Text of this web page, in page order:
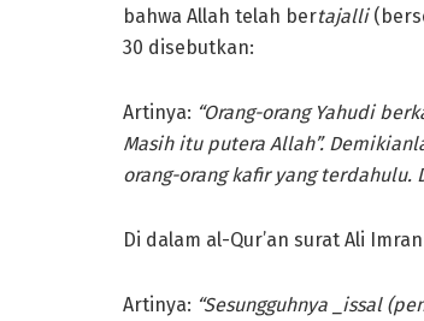
bahwa Allah telah bertajalli
30 disebutkan:
Artinya: “Orang-orang Yahudi
Masih itu putera Allah”.
orang-orang kafir yang
Di dalam al-Qur’an surat Ali
Artinya: “Sesungguhnya _issal